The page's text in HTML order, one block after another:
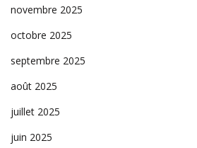
novembre 2025
octobre 2025
septembre 2025
août 2025
juillet 2025
juin 2025